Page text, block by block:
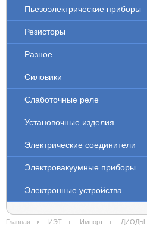
Пьезоэлектрические приборы
Резисторы
Разное
Силовики
Слаботочные реле
Установочные изделия
Электрические соединители
Электровакуумные приборы
Электронные устройства
Главная ИЭТ Импорт ДИОДЫ